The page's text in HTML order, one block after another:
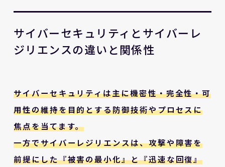
サイバーセキュリティとサイバーレ
ジリエンスの違いと関係性
サイバーセキュリティは主に機密性・完全性・可
用性の維持を目的とする防御技術やプロセスに
焦点を当てます。
一方でサイバーレジリエンスは、攻撃や障害を
前提にした『被害の最小化』と『迅速な回復』